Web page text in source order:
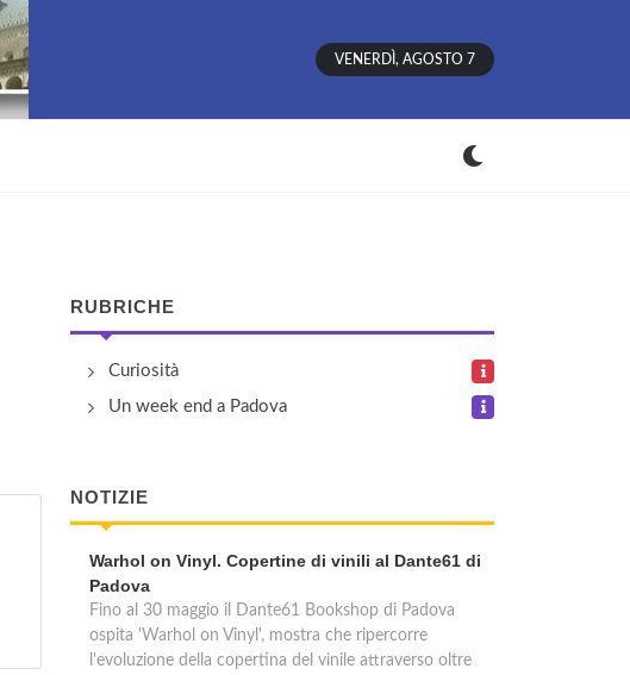
VENERDÌ, AGOSTO 7
RUBRICHE
Curiosità
Un week end a Padova
NOTIZIE
Warhol on Vinyl. Copertine di vinili al Dante61 di
Padova
Fino al 30 maggio il Dante61 Bookshop di Padova
ospita 'Warhol on Vinyl', mostra che ripercorre
l'evoluzione della copertina del vinile attraverso oltre